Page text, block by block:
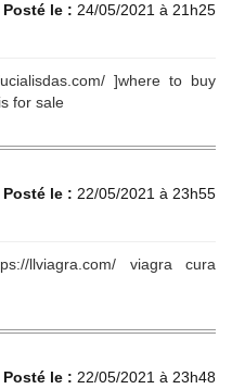
Posté le : 24/05/2021 à 21h25
]where to buy
for sale
Posté le : 22/05/2021 à 23h55
llviagra.com/ viagra cura
Posté le : 22/05/2021 à 23h48